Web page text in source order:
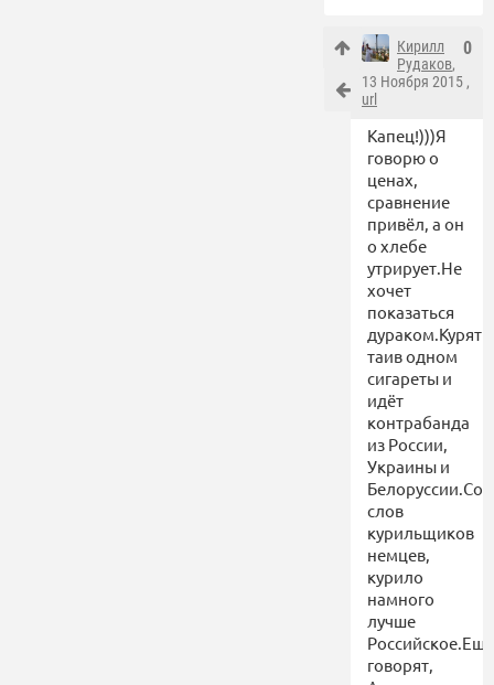
0
Кирилл
Рудаков,
13 Ноября 2015 ,
url
Капец!)))Я
говорю о
ценах,
сравнение
привёл, а он
о хлебе
утрирует.Не
хочет
показаться
дураком.Курят
таив одном
сигареты и
идёт
контрабанда
из России,
Украины и
Белоруссии.Со
слов
курильщиков
немцев,
курило
намного
лучше
Российское.Ещё
говорят,